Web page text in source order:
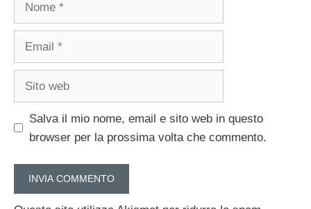
Email
Sito
Salva il mio nome, email e sito web in questo
browser per la prossima volta che commento.